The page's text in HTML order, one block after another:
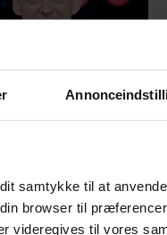
samtykke til at
browser til
videregives til vores
nyt
på livet